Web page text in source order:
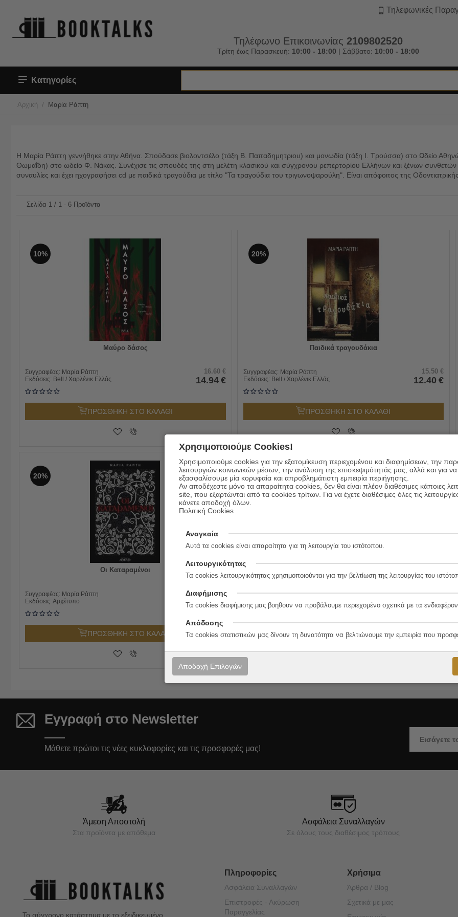
Τηλεφωνικές
Τηλέφωνο Επικοινωνίας 2109802520
Τρίτη έως Παρασκευή: 10:00 - 18:00 | Σάββατο: 10:00 - 18:00
Κατηγορίες
Αρχική / Μαρία Ράπτη
Η Μαρία Ράπτη γεννήθηκε στην Αθήνα. Σπούδασε βιολοντσέλο (τάξη Β. Παπαδημητριου) και μονωδία (τάξη Ι. Τρούσσα) στο Ωδείο
Θωμαΐδη) στο ωδείο Φ. Νάκας. Συνέχισε τις σπουδές της στη μελέτη κλασικού και σύγχρονου ρεπερτορίου Ελλήνων και ξένων συνθετών
συναυλίες και έχει ηχογραφήσει cd με παιδικά τραγούδια με τίτλο "Τα τραγούδια του τριγωνοψαρούλη". Είναι απόφοιτος της
Σελίδα 1 / 1 - 6 Προϊόντα
10%
Μαύρο δάσος
Συγγραφέας: Μαρία Ράπτη
Εκδόσεις: Bell / Χαρλένικ Ελλάς
16.60 €
14.94 €
ΠΡΟΣΘΗΚΗ ΣΤΟ ΚΑΛΑΘΙ
20%
Παιδικά τραγουδάκια
Συγγραφέας: Μαρία Ράπτη
Εκδόσεις: Bell / Χαρλένικ Ελλάς
15.50 €
12.40 €
ΠΡΟΣΘΗΚΗ ΣΤΟ ΚΑΛΑΘΙ
20%
Οι Καταραμένοι
Συγγραφέας: Μαρία Ράπτη
Εκδόσεις: Αρχέτυπο
14.90 €
11.92 €
ΠΡΟΣΘΗΚΗ ΣΤΟ ΚΑΛΑΘΙ
20%
Συγγραφέας:Μαρία Ράπτη
Εκδόσεις:Αρχέτυπο
12.90 €
10.32 €
ΠΡΟΣΘΗΚΗ ΣΤΟ ΚΑΛΑΘΙ
Εγγραφή στο Newsletter
Μάθετε πρώτοι τις νέες κυκλοφορίες και τις προσφορές μας!
Άμεση Αποστολή
Στα προϊόντα με απόθεμα
Ασφάλεια Συναλλαγών
Σε όλους τους διαθέσιμος τρόπους
Το σύγχρονο κατάστημα με το εξειδικευμένο
Πληροφορίες
Ασφάλεια Συναλλαγών
Επιστροφές - Ακύρωση
Παραγγελίας
Χρήσιμα
Άρθρα / Blog
Σχετικά με μας
Χρησιμοποιούμε Cookies!
Χρησιμοποιούμε cookies για την εξατομίκευση περιεχομένου και διαφημίσεων, την
λειτουργιών κοινωνικών μέσων, την ανάλυση της επισκεψιμότητάς μας, αλλά και για
εξασφαλίσουμε μία κορυφαία και απροβλημάτιστη εμπειρία περιήγησης.
Αν αποδέχεστε μόνο τα απαραίτητα cookies, δεν θα είναι πλέον διαθέσιμες κάποιες
site, που εξαρτώνται από τα cookies τρίτων. Για να έχετε διαθέσιμες όλες τις
κάνετε αποδοχή όλων.
Πολιτική Cookies
Αναγκαία
Αυτά τα cookies είναι απαραίτητα για τη λειτουργία του ιστότοπου.
Λειτουργικότητας
Τα cookies λειτουργικότητας χρησιμοποιούνται για την βελτίωση της λειτουργίας του
Διαφήμισης
Τα cookies διαφήμισης μας βοηθουν να προβάλουμε περιεχομένο σχετικά με τα
Απόδοσης
Τα cookies στατιστικών μας δίνουν τη δυνατότητα να βελτιώνουμε την εμπειρία που
Αποδοχή Επιλογών